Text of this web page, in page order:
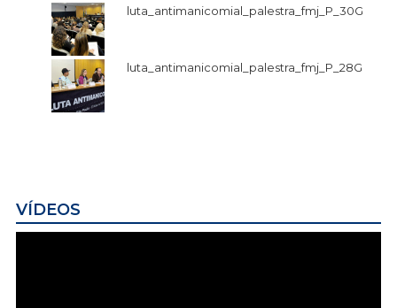
luta_antimanicomial_palestra_fmj_P_30G
luta_antimanicomial_palestra_fmj_P_28G
VÍDEOS